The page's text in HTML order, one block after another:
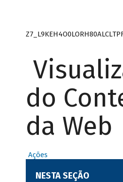
do
da Web
Ações
NESTA SEÇÃO